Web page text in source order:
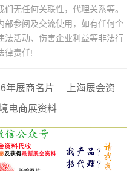
无任何关联性，代理关系等。
部参阅及交流使用，如有任何个
法活动、伤害企业利益等非法行
律责任!
年展商名片
上海展会资
电商展资料